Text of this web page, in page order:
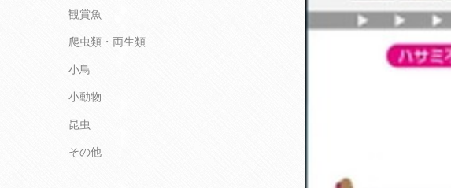
観賞魚
爬虫類・両生類
小鳥
小動物
昆虫
その他